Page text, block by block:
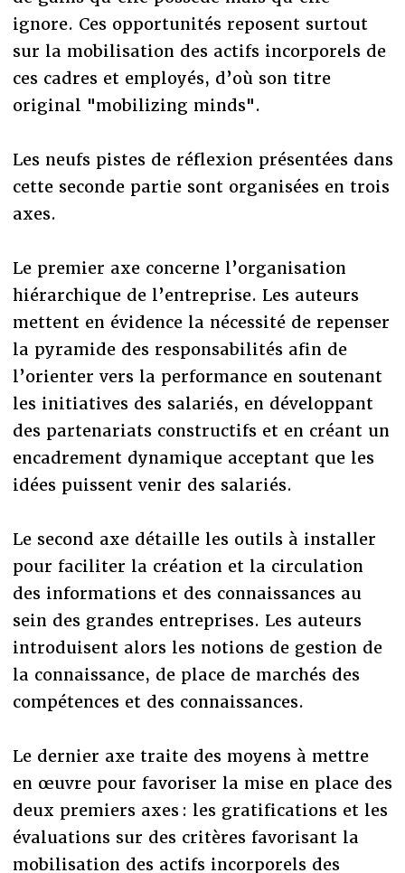
ignore. Ces opportunités reposent surtout
sur la mobilisation des actifs incorporels de
ces cadres et employés, d’où son titre
original "mobilizing minds".
Les neufs pistes de réflexion présentées dans
cette seconde partie sont organisées en trois
axes.
Le premier axe concerne l’organisation
hiérarchique de l’entreprise. Les auteurs
mettent en évidence la nécessité de repenser
la pyramide des responsabilités afin de
l’orienter vers la performance en soutenant
les initiatives des salariés, en développant
des partenariats constructifs et en créant un
encadrement dynamique acceptant que les
idées puissent venir des salariés.
Le second axe détaille les outils à installer
pour faciliter la création et la circulation
des informations et des connaissances au
sein des grandes entreprises. Les auteurs
introduisent alors les notions de gestion de
la connaissance, de place de marchés des
compétences et des connaissances.
Le dernier axe traite des moyens à mettre
en œuvre pour favoriser la mise en place des
deux premiers axes : les gratifications et les
évaluations sur des critères favorisant la
mobilisation des actifs incorporels des